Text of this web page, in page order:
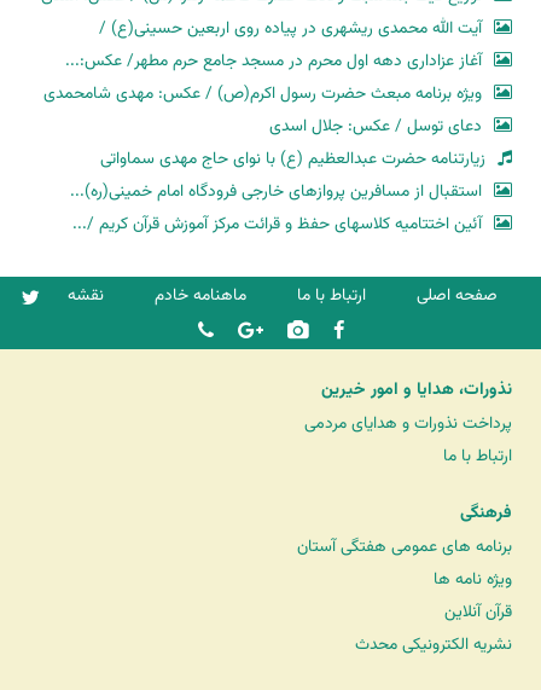
آیت الله محمدی ریشهری در پیاده روی اربعین حسینی(ع) /
آغاز عزاداری دهه اول محرم در مسجد جامع حرم مطهر/ عکس:...
ویژه برنامه مبعث حضرت رسول اکرم(ص) / عکس: مهدی شامحمدی
دعای توسل / عکس: جلال اسدی
زیارتنامه حضرت عبدالعظیم (ع) با نوای حاج مهدی سماواتی
استقبال از مسافرین پروازهای خارجی فرودگاه امام خمینی(ره)...
آئین اختتامیه کلاسهای حفظ و قرائت مرکز آموزش قرآن کریم /...
صفحه اصلی ارتباط با ما ماهنامه خادم نقشه
نذورات، هدایا و امور خیرین
پرداخت نذورات و هدایای مردمی
ارتباط با ما
فرهنگی
برنامه های عمومی هفتگی آستان
ویژه نامه ها
قرآن آنلاین
نشریه الکترونیکی محدث